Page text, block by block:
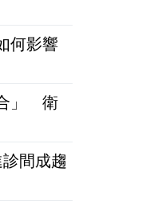
何影響
」 衛
間成趨